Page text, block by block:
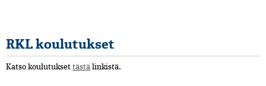
RKL koulutukset
Katso koulutukset tästä linkistä.